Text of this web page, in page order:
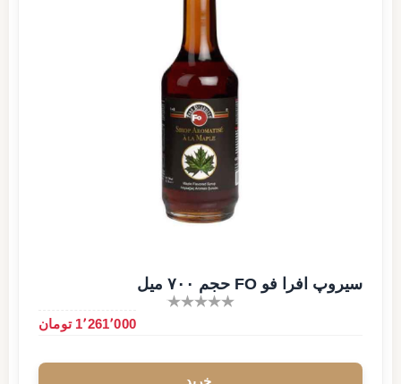
سیروپ افرا فو FO حجم ۷۰۰ میل
1٬261٬000 تومان